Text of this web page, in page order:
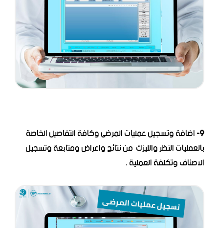
9- اضافة وتسجيل عمليات المرضى وكافة التفاصيل الخاصة
بالعمليات النظر والليزك من نتائج واعراض ومتابعة وتسجيل
الاصناف وتكلفة العملية .